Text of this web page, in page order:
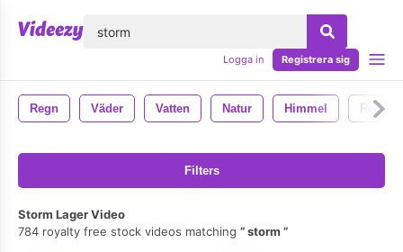
Logga in Registrera sig
Regn Väder Vatten Natur Himmel Regnar
Filters
Storm Lager Video
784 royalty free stock videos matching
storm